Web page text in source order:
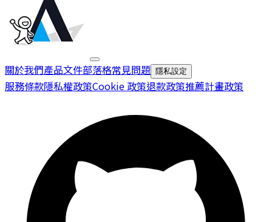
關於我們產品文件部落格常見問題 隱私設定
服務條款隱私權政策Cookie 政策退款政策推薦計畫政策